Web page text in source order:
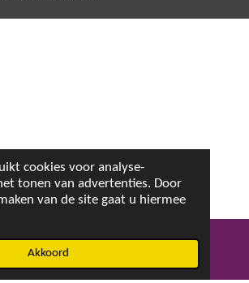
cookies voor analyse-
tonen van advertenties. Door
van de site gaat u hiermee
Akkoord